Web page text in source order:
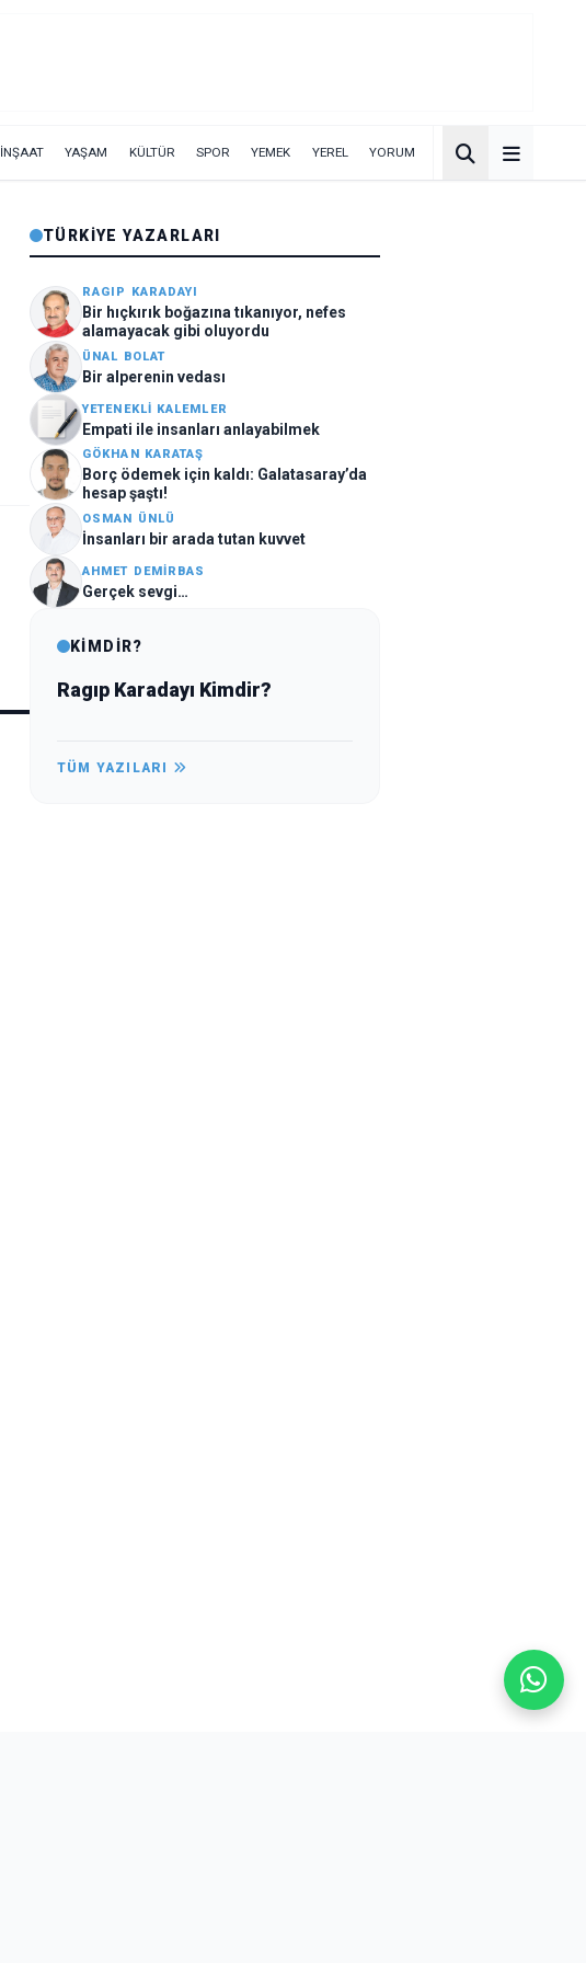
İNŞAAT YAŞAM KÜLTÜR SPOR YEMEK YEREL YORUM
TÜRKIYE YAZARLARI
RAGIP KARADAYI
Bir hıçkırık boğazına tıkanıyor, nefes
alamayacak gibi oluyordu
ÜNAL BOLAT
Bir alperenin vedası
YETENEKLI KALEMLER
Empati ile insanları anlayabilmek
GÖKHAN KARATAŞ
Borç ödemek için kaldı: Galatasaray’da
hesap şaştı!
OSMAN ÜNLÜ
İnsanları bir arada tutan kuvvet
AHMET DEMIRBAS
Gerçek sevgi…
KİMDİR?
Ragıp Karadayı Kimdir?
TÜM YAZILARI